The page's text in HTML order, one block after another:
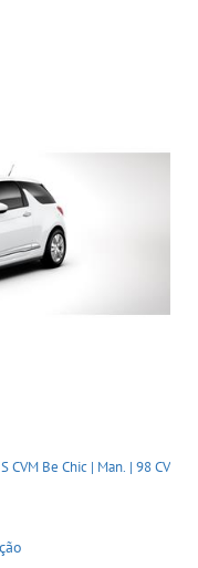
CVM Be Chic | Man. | 98 CV